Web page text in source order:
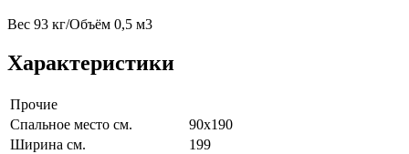
Вес 93 кг/Объём 0,5 м3
Характеристики
Прочие
Спальное место см.
90х190
Ширина см.
199